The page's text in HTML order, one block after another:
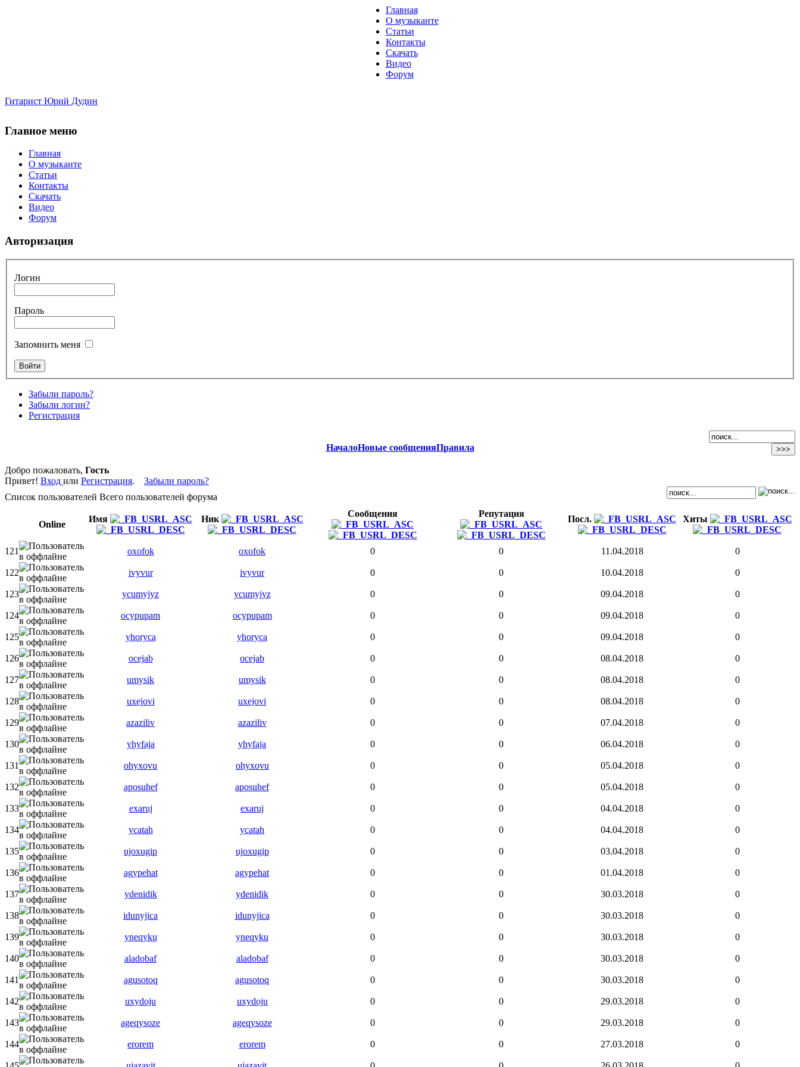
Главная
О музыканте
Статьи
Контакты
Скачать
Видео
Форум
Гитарист Юрий Дудин
Главное меню
Главная
О музыканте
Статьи
Контакты
Скачать
Видео
Форум
Авторизация
Логин
Пароль
Запомнить меня
Забыли пароль?
Забыли логин?
Регистрация
НачалоНовые сообщенияПравила
Добро пожаловать, Гость
Привет! Вход или Регистрация. Забыли пароль?
Список пользователей Всего пользователей форума
Online
Имя Ник
Сообщения Репутация
Посл. Хиты
121 oxofok oxofok 0 0 11.04.2018 0
122 ivyvur ivyvur 0 0 10.04.2018 0
123 ycumyjyz ycumyjyz 0 0 09.04.2018 0
124 ocypupam ocypupam 0 0 09.04.2018 0
125 yhoryca yhoryca 0 0 09.04.2018 0
126 ocejab ocejab 0 0 08.04.2018 0
127 umysik umysik 0 0 08.04.2018 0
128 uxejovi uxejovi 0 0 08.04.2018 0
129 azaziliv azaziliv 0 0 07.04.2018 0
130 yhyfaja yhyfaja 0 0 06.04.2018 0
131 ohyxovu ohyxovu 0 0 05.04.2018 0
132 aposuhef aposuhef 0 0 05.04.2018 0
133 exaruj exaruj 0 0 04.04.2018 0
134 ycatah ycatah 0 0 04.04.2018 0
135 ujoxugip ujoxugip 0 0 03.04.2018 0
136 agypehat agypehat 0 0 01.04.2018 0
137 ydenidik ydenidik 0 0 30.03.2018 0
138 idunyjica idunyjica 0 0 30.03.2018 0
139 yneqyku yneqyku 0 0 30.03.2018 0
140 aladobaf aladobaf 0 0 30.03.2018 0
141 agusotoq agusotoq 0 0 30.03.2018 0
142 uxydoju uxydoju 0 0 29.03.2018 0
143 ageqysoze ageqysoze 0 0 29.03.2018 0
144 erorem erorem 0 0 27.03.2018 0